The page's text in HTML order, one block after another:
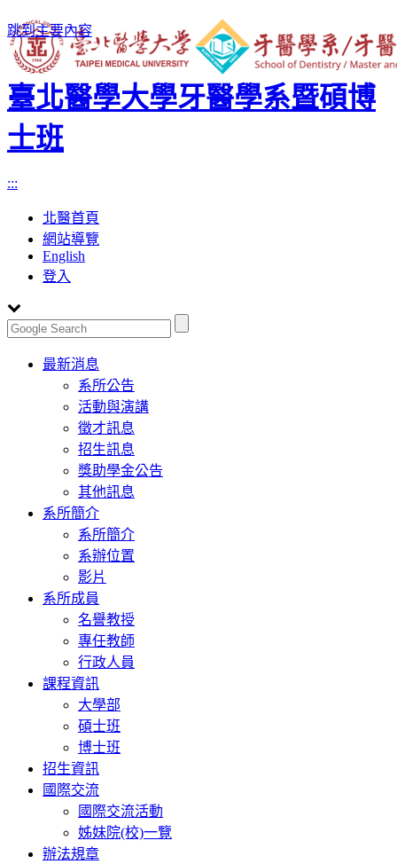
跳到主要內容
臺北醫學大學牙醫學系暨碩博
士班
:::
北醫首頁
網站導覽
English
登入
Toggle
navigation
最新消息
系所公告
活動與演講
徵才訊息
招生訊息
獎助學金公告
其他訊息
系所簡介
系所簡介
系辦位置
影片
系所成員
名譽教授
專任教師
行政人員
課程資訊
大學部
碩士班
博士班
招生資訊
國際交流
國際交流活動
姊妹院(校)一覽
辦法規章